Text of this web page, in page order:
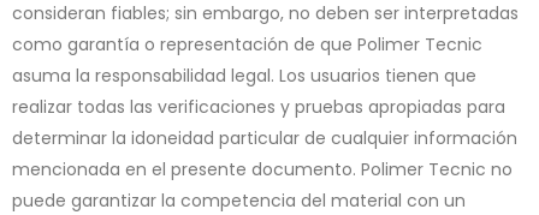
consideran fiables; sin embargo, no deben ser interpretadas
como garantía o representación de que Polimer Tecnic
asuma la responsabilidad legal. Los usuarios tienen que
realizar todas las verificaciones y pruebas apropiadas para
determinar la idoneidad particular de cualquier información
mencionada en el presente documento. Polimer Tecnic no
puede garantizar la competencia del material con un